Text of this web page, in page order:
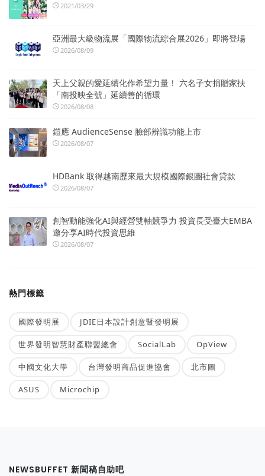
2021/03/29
亞洲最大級物流展「國際物流綜合展2026」即將登場
2026/08/09
天上父親的愛延續化作希望力量！ 六名子女捐贈家扶
「南投映全號」延續善的循環
2026/08/08
鎧應 AudienceSense 臉部辨識功能上市
2026/08/07
HDBank 取得越南歷來最大規模國際銀團社會貸款
2026/08/07
創智動能強化AI與經營雙軸競爭力 投資長受臺大EMBA
邀分享AI時代投資思維
2026/08/07
熱門標籤
國際發明展 JDIE日本設計創意暨發明展
世界發明智慧財產聯盟總會 SocialLab OpView
中國文化大學 台灣發明商品促進協會 北市圖
ASUS Microchip
NEWSBUFFET 新聞稿自助吧